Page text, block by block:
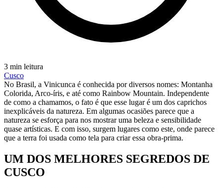
3 min leitura
Cusco
No Brasil, a Vinicunca é conhecida por diversos nomes: Montanha
Colorida, Arco-íris, e até como Rainbow Mountain. Independente
de como a chamamos, o fato é que esse lugar é um dos caprichos
inexplicáveis da natureza. Em algumas ocasiões parece que a
natureza se esforça para nos mostrar uma beleza e sensibilidade
quase artísticas. E com isso, surgem lugares como este, onde parece
que a terra foi usada como tela para criar essa obra-prima.
UM DOS MELHORES SEGREDOS DE
CUSCO